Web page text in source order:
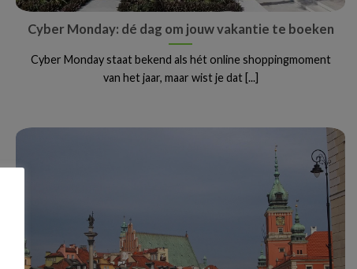
Cyber Monday: dé dag om jouw vakantie te boeken
Cyber Monday staat bekend als hét online shoppingmoment
van het jaar, maar wist je dat [...]